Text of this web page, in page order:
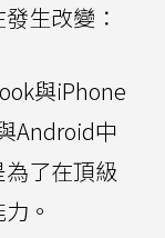
生改變：
與iPhone
Android中
了在頂級
。